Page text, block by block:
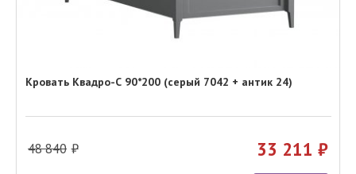
Кровать Квадро-С 90*200 (серый 7042 + антик 24)
48 840 33 211